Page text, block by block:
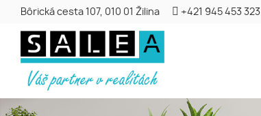
Bôrická cesta 107, 010 01 Žilina +421 945 453 323